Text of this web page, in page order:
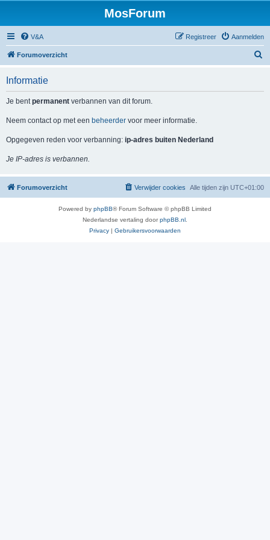
MosForum
V&A Aanmelden
Registreer
Forumoverzicht
Informatie
Je bentpermanent verbannen van dit forum.
Neem contact op met een beheerder voor meer informatie.
Opgegeven reden voor verbanning: ip-adres buiten Nederland
Je IP-adres is verbannen.
Forumoverzicht Alle tijden zijn UTC+01:00
Verwijder cookies
Powered by phpBB® Forum Software © phpBB Limited
Nederlandse vertaling doorphpBB.nl
Privacy | Gebruikersvoorwaarden